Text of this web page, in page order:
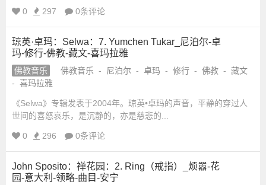
0 297 0条评论
琼英·卓玛：Selwa：7. Yumchen Tukar_尼泊尔-卓
玛-修行-佛教-藏文-喜玛拉雅
佛教音乐 佛教音乐 - 尼泊尔 - 卓玛 - 修行 - 佛教 - 藏文
- 喜玛拉雅
《Selwa》专辑发表于2004年。琼英•卓玛的声音，平静的穿过人
世间的喜怒哀乐，是沉静的，亦是慈悲的...
0 296 0条评论
John Sposito：禅花园：2. Ring（戒指）_烦嚣-花
园-意大利-领略-曲目-安宁